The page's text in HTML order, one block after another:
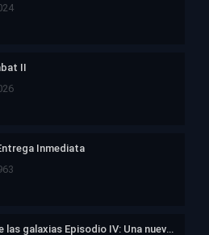
II
Inmediata
La guerra de las galaxias Episodio IV: Una nueva esperanza